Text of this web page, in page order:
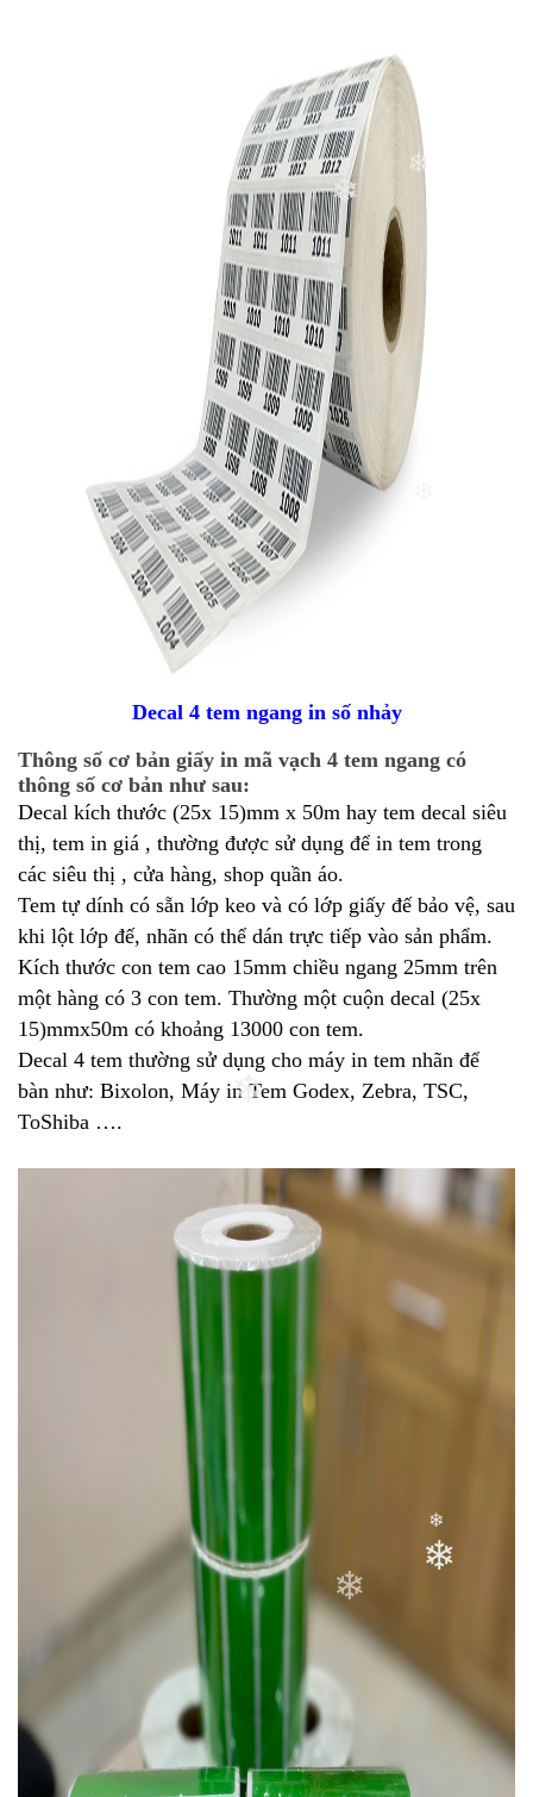
Decal 4 tem ngang in số nhảy
Thông số cơ bản giấy in mã vạch 4 tem ngang có
thông số cơ bản như sau:
Decal kích thước (25x 15)mm x 50m hay tem decal siêu
thị, tem in giá , thường được sử dụng để in tem trong
các siêu thị , cửa hàng, shop quần áo.
Tem tự dính có sẵn lớp keo và có lớp giấy đế bảo vệ, sau
khi lột lớp đế, nhãn có thể dán trực tiếp vào sản phẩm.
Kích thước con tem cao 15mm chiều ngang 25mm trên
một hàng có 3 con tem. Thường một cuộn decal (25x
15)mmx50m có khoảng 13000 con tem.
Decal 4 tem thường sử dụng cho máy in tem nhãn để
bàn như: Bixolon, Máy in Tem Godex, Zebra, TSC,
ToShiba ….
❄
❄
❄
❄
❄